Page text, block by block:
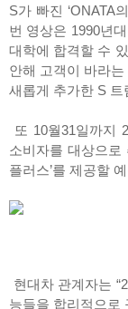
S가 빠진 ‘ONATA
번 영상은 1990년
대학에 합격할 수
안해 고객이 바라는
새롭게 추가한 S
또 10월31일까지
소비자를 대상으로
플러스’를 제공할
현대차 관계자는
능들을 합리적으로